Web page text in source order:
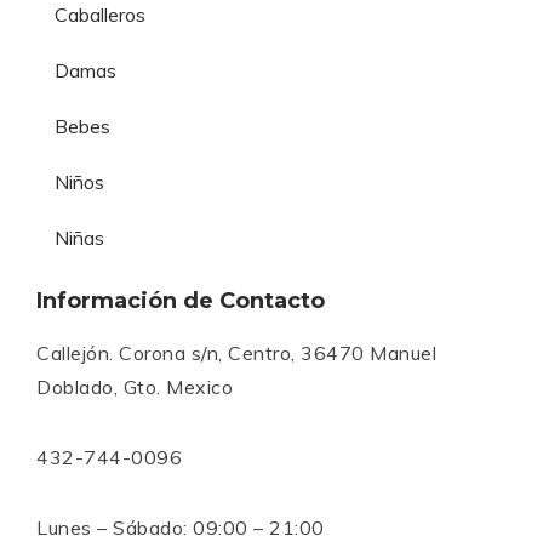
Caballeros
Damas
Bebes
Niños
Niñas
Información de Contacto
Callejón. Corona s/n, Centro, 36470 Manuel
Doblado, Gto. Mexico
432-744-0096
Lunes – Sábado: 09:00 – 21:00